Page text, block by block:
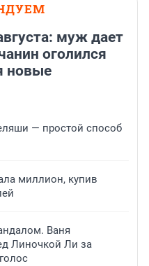
муж дает
оголился
новые
— простой способ
миллион, купив
Ваня
Линочкой Ли за